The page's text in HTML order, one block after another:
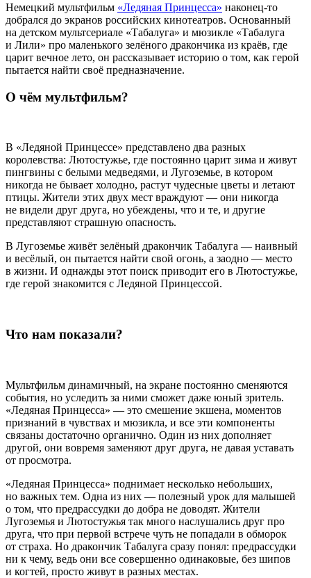
Немецкий мультфильм «Ледяная Принцесса» наконец-то
добрался до экранов российских кинотеатров. Основанный
на детском мультсериале «Табалуга» и мюзикле «Табалуга
и Лили» про маленького зелёного дракончика из краёв, где
царит вечное лето, он рассказывает историю о том, как герой
пытается найти своё предназначение.
О чём мультфильм?
В «Ледяной Принцессе» представлено два разных
королевства: Лютостужье, где постоянно царит зима и живут
пингвины с белыми медведями, и Лугоземье, в котором
никогда не бывает холодно, растут чудесные цветы и летают
птицы. Жители этих двух мест враждуют — они никогда
не видели друг друга, но убеждены, что и те, и другие
представляют страшную опасность.
В Лугоземье живёт зелёный дракончик Табалуга — наивный
и весёлый, он пытается найти свой огонь, а заодно — место
в жизни. И однажды этот поиск приводит его в Лютостужье,
где герой знакомится с Ледяной Принцессой.
Что нам показали?
Мультфильм динамичный, на экране постоянно сменяются
события, но уследить за ними сможет даже юный зритель.
«Ледяная Принцесса» — это смешение экшена, моментов
признаний в чувствах и мюзикла, и все эти компоненты
связаны достаточно органично. Один из них дополняет
другой, они вовремя заменяют друг друга, не давая уставать
от просмотра.
«Ледяная Принцесса» поднимает несколько небольших,
но важных тем. Одна из них — полезный урок для малышей
о том, что предрассудки до добра не доводят. Жители
Лугоземья и Лютостужья так много наслушались друг про
друга, что при первой встрече чуть не попадали в обморок
от страха. Но дракончик Табалуга сразу понял: предрассудки
ни к чему, ведь они все совершенно одинаковые, без шипов
и когтей, просто живут в разных местах.